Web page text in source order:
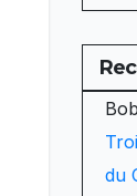
du